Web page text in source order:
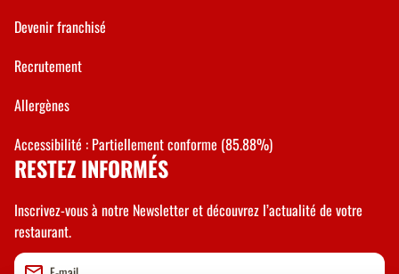
Devenir franchisé
Recrutement
Allergènes
Accessibilité : Partiellement conforme (85.88%)
RESTEZ INFORMÉS
Inscrivez-vous à notre Newsletter et découvrez l’actualité de votre
restaurant.